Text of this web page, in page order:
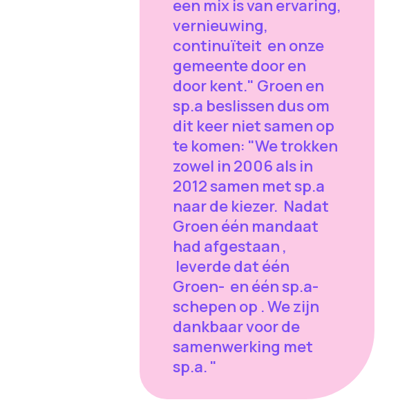
een mix is van ervaring,
vernieuwing,
continuïteit en onze
gemeente door en
door kent." Groen en
sp.a beslissen dus om
dit keer niet samen op
te komen: "We trokken
zowel in 2006 als in
2012 samen met sp.a
naar de kiezer. Nadat
Groen één mandaat
had afgestaan ,
leverde dat één
Groen- en één sp.a-
schepen op . We zijn
dankbaar voor de
samenwerking met
sp.a. "